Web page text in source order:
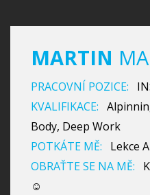
MARTIN
PRACOVNÍ POZICE:
KVALIFIKACE:
Body, Deep Work
POTKÁTE MĚ:
Lekce
OBRAŤTE SE NA MĚ:
☺